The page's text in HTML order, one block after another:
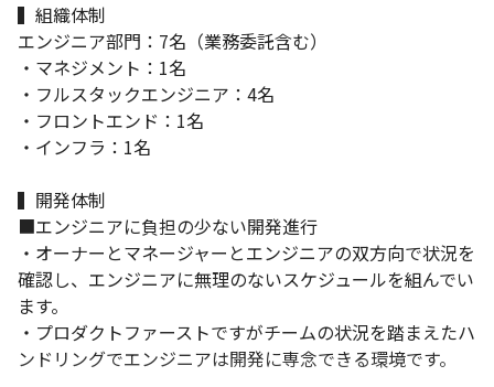
本ポジションは、日常的な機能実装や個人の開発量を主要な評価
対象とはしません。
一方で、エンジニアと適切な議論を行うため、コードベース、ア
ーキテクチャ、開発プロセスへの理解は必要です。
入社初期やチームの状況に応じて、設計レビュー、コードレビュ
ー、技術的な課題整理、小規模な実装に関わる場合があります。
①入社後1〜2か月
・メンバー全員との1on1を実施する
・各プロダクト、開発体制、コードベースの概要を理解する
・チーム内の役割、負荷、属人化、意思決定経路を整理する
・現在の開発プロセスにおける課題を可視化する
②入社後3〜6か月
・チーム目標と個人の期待役割を明確にする
▍組織体制
エンジニア部門：7名（業務委託含む）
・マネジメント：1名
・フルスタックエンジニア：4名
・フロントエンド：1名
・インフラ：1名
▍開発体制
■エンジニアに負担の少ない開発進行
・オーナーとマネージャーとエンジニアの双方向で状況を
確認し、エンジニアに無理のないスケジュールを組んでい
ます。
・プロダクトファーストですがチームの状況を踏まえたハ
ンドリングでエンジニアは開発に専念できる環境です。